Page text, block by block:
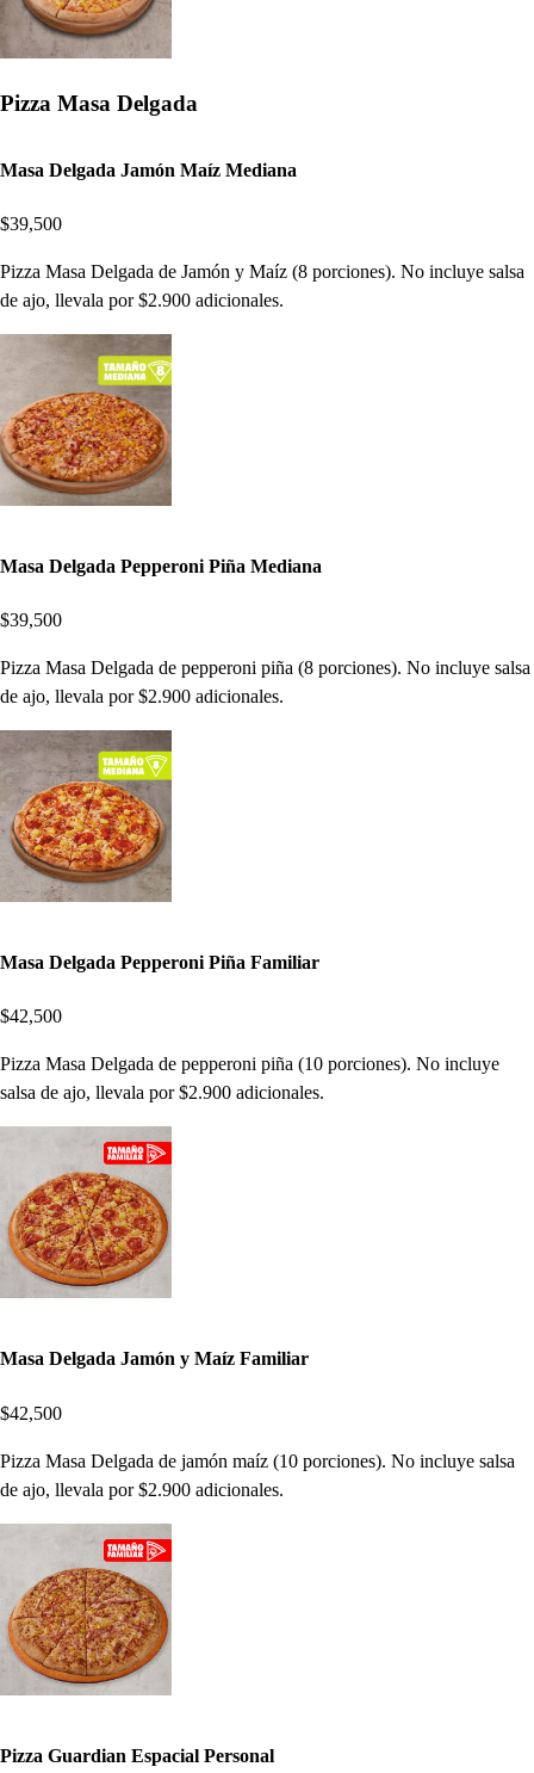
Pizza Masa Delgada
Masa Delgada Jamón Maíz Mediana
$39,500
Pizza Masa Delgada de Jamón y Maíz (8 porciones). No incluye salsa
de ajo, llevala por $2.900 adicionales.
Masa Delgada Pepperoni Piña Mediana
$39,500
Pizza Masa Delgada de pepperoni piña (8 porciones). No incluye salsa
de ajo, llevala por $2.900 adicionales.
Masa Delgada Pepperoni Piña Familiar
$42,500
Pizza Masa Delgada de pepperoni piña (10 porciones). No incluye
salsa de ajo, llevala por $2.900 adicionales.
Masa Delgada Jamón y Maíz Familiar
$42,500
Pizza Masa Delgada de jamón maíz (10 porciones). No incluye salsa
de ajo, llevala por $2.900 adicionales.
Pizza Guardian Espacial Personal